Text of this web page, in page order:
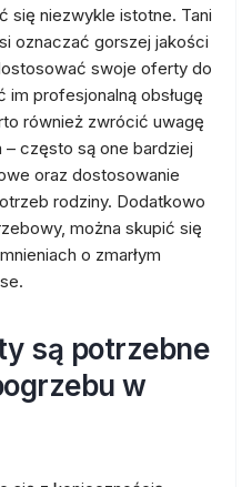
się niezwykle istotne. Tani
oznaczać gorszej jakości
swoje oferty do
profesjonalną obsługę
również zwrócić uwagę
często są one bardziej
oraz dostosowanie
rodziny. Dodatkowo
można skupić się
o zmarłym
są potrzebne
w